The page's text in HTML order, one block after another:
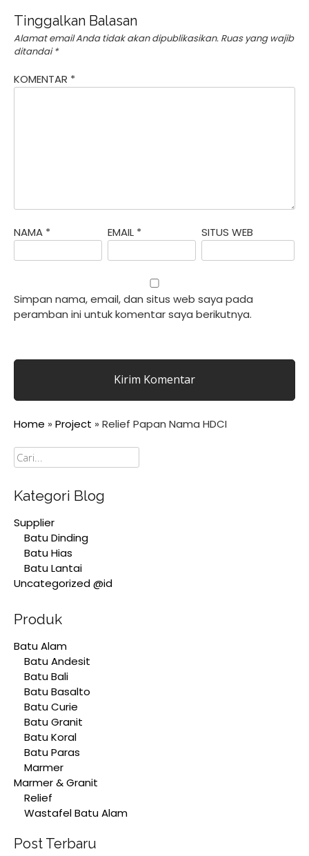
Tinggalkan Balasan
Alamat email Anda tidak akan dipublikasikan. Ruas yang wajib
ditandai*
KOMENTAR *
NAMA * EMAIL * SITUS WEB
Simpan nama, email, dan situs web saya pada
peramban ini untuk komentar saya berikutnya.
Home » Project » Relief Papan Nama HDCI
Cari
Kategori Blog
Supplier
Batu Dinding
Batu Hias
Batu Lantai
Uncategorized @id
Produk
Batu Alam
Batu Andesit
Batu Bali
Batu Basalto
Batu Curie
Batu Granit
Batu Koral
Batu Paras
Marmer
Marmer & Granit
Relief
Wastafel Batu Alam
Post Terbaru